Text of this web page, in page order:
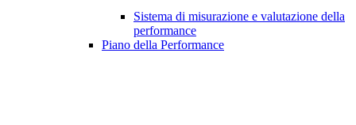
Sistema di misurazione e valutazione della
performance
Piano della Performance